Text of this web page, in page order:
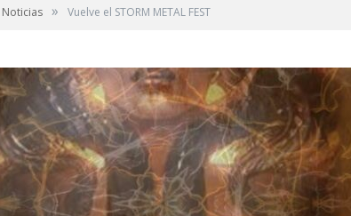
Noticias » Vuelve el STORM METAL FEST